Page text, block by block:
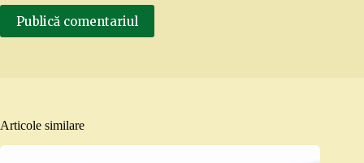
Publică comentariul
Articole similare